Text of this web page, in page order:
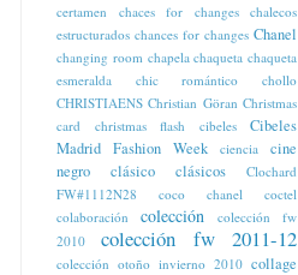
certamen
chaces for changes
chalecos
estructurados chances for changes Chanel
changing room chapela chaqueta chaqueta
esmeralda
chic romántico
chollo
CHRISTIAENS Christian Göran Christmas
card
christmas flash cibeles
Cibeles
Madrid Fashion Week
ciencia
cine
negro
clásico clásicos
Clochard
FW#1112N28
coco chanel
coctel
colaboración
colección
colección fw
2010
colección fw 2011-12
colección otoño invierno 2010 collage